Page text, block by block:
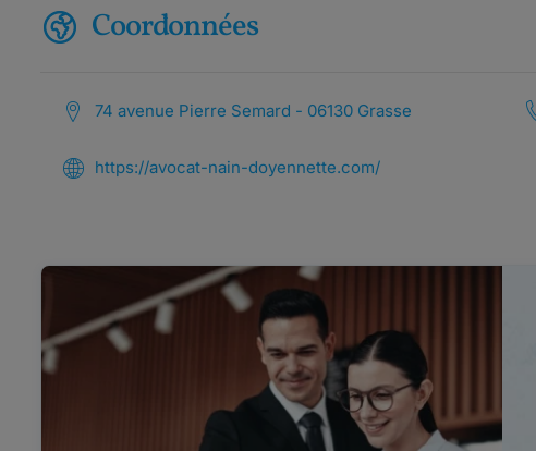
Coordonnées
74 avenue Pierre Semard - 06130 Grasse
https://avocat-nain-doyennette.com/